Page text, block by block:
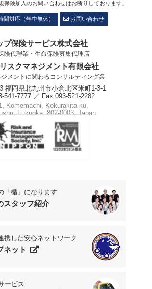
険加入のお問い合わせはお断りしております。
間対応（年中無休） お問い合わせ
プ保険サービス株式会社
険代理業・生命保険募集代理店
スクマネジメント有限会社
ジメントに関わるコンサルティング業
福岡県北九州市小倉北区米町1-3-1
541-7777 ／ Fax.093-521-2282
Komemachi, Kokurakita-ku,
Fukuoka, 802-0003, Japan
Phone.+81-93-541-7777
「楯」になります
スタッフ紹介
携した安心ネットワーク
ネット
ービス